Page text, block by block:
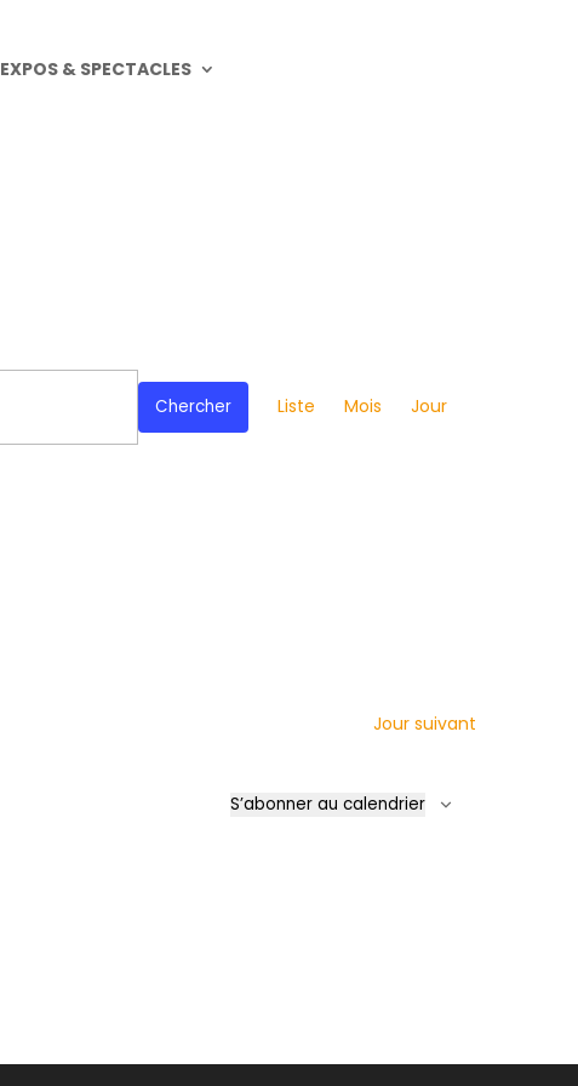
EXPOS & SPECTACLES
Chercher
de
Liste Mois Jour
Jour suivant
S’abonner au calendrier